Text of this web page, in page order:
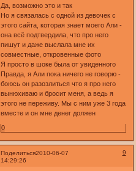
Да, возможно это и так
Но я связалась с одной из девочек с
этого сайта, которая знает моего Али -
она всё подтвердила, что про него
пишут и даже выслала мне их
совместные, откровенные фото
Я просто в шоке была от увиденного
Правда, я Али пока ничего не говорю -
боюсь он разозлиться что я про него
вынюхиваю и бросит меня, а ведь я
этого не переживу. Мы с ним уже 3 года
вместе и он мне денег должен
0
Поделиться 9
2010-06-07
14:29:26